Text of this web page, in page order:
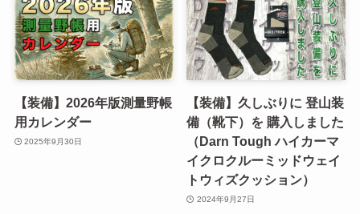
【装備】2026年版測量野帳
用カレンダー
2025年9月30日
【装備】久しぶりに 登山装
備（靴下）を 購入しました
（Darn Tough ハイカーマ
イクロクルーミッドウェイ
トウィズクッション）
2024年9月27日